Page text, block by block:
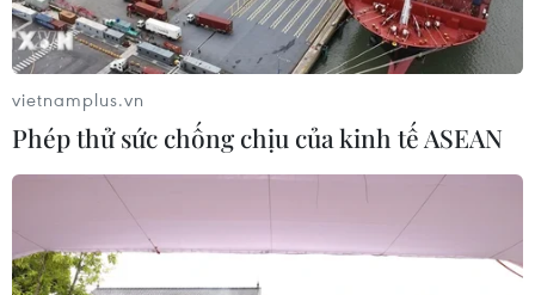
vietnamplus.vn
Phép thử sức chống chịu của kinh tế ASEAN